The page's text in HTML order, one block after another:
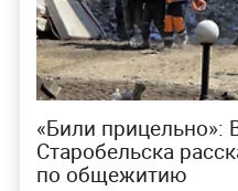
«Били
Старобельска
по общежитию